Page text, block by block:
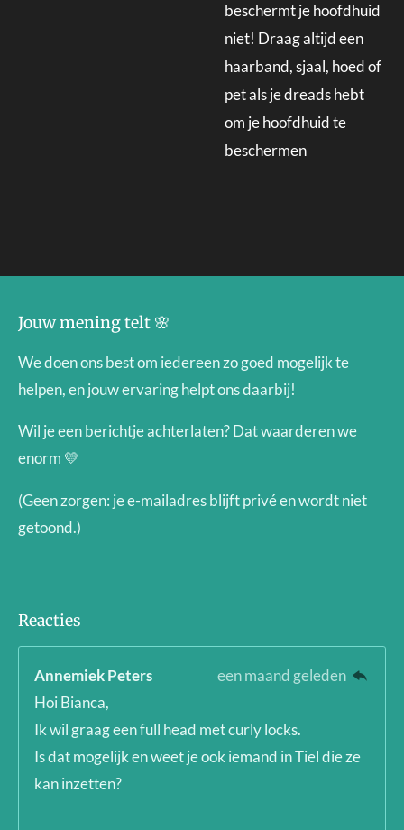
beschermt je hoofdhuid
niet! Draag altijd een
haarband, sjaal, hoed of
pet als je dreads hebt
om je hoofdhuid te
beschermen
Jouw mening telt 🌸
We doen ons best om iedereen zo goed mogelijk te
helpen, en jouw ervaring helpt ons daarbij!
Wil je een berichtje achterlaten? Dat waarderen we
enorm 💛
(Geen zorgen: je e-mailadres blijft privé en wordt niet
getoond.)
Reacties
Annemiek Peters
een maand geleden
Hoi Bianca,
Ik wil graag een full head met curly locks.
Is dat mogelijk en weet je ook iemand in Tiel die ze
kan inzetten?